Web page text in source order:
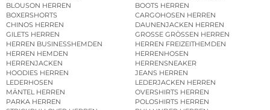
BLOUSON HERREN
BOOTS HERREN
BOXERSHORTS
CARGOHOSEN HERREN
CHINOS HERREN
DAUNENJACKEN HERREN
GILETS HERREN
GROSSE GRÖSSEN HERREN
HERREN BUSINESSHEMDEN
HERREN FREIZEITHEMDEN
HERREN HEMDEN
HERRENHOSEN
HERRENJACKEN
HERRENSNEAKER
HOODIES HERREN
JEANS HERREN
LEDERHOSEN
LEDERJACKEN HERREN
MÄNTEL HERREN
OVERSHIRTS HERREN
PARKA HERREN
POLOSHIRTS HERREN